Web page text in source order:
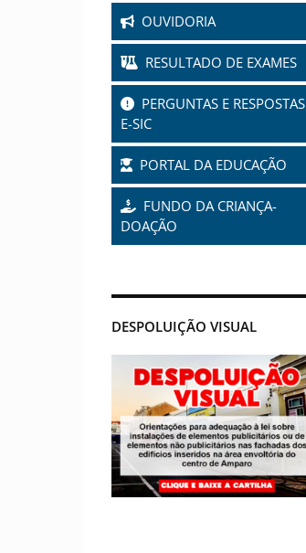
OUVIDORIA
RESULTADO DE EXAMES
PERGUNTAS E RESPOSTAS
E-SIC
PORTAL DA EDUCAÇÃO
FUNDO DA CRIANÇA-
DOAÇÃO
DESPOLUIÇÃO VISUAL